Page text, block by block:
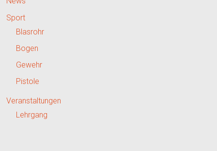
Sport
Blasrohr
Bogen
Gewehr
Pistole
Veranstaltungen
Lehrgang